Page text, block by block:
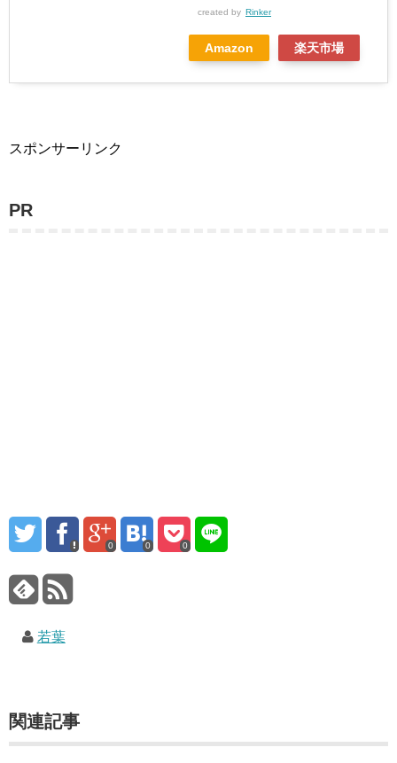
created by Rinker
Amazon 楽天市場
スポンサーリンク
PR
0 0 0
若葉
関連記事